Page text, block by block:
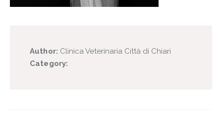
Author: Clinica Veterinaria Città di Chiari
Category: